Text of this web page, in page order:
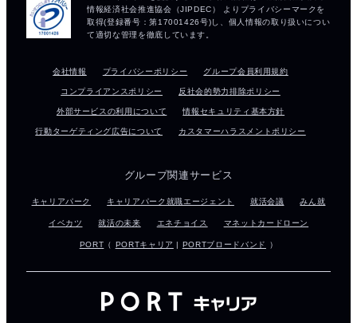
会社情報 プライバシーポリシー グループ会員利用規約
コンプライアンスポリシー 反社会的勢力排除ポリシー
外部サービスの利用について 情報セキュリティ基本方針
行動ターゲティング広告について カスタマーハラスメントポリシー